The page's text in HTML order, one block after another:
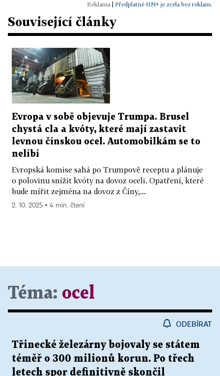
Předplatné HN+ je zcela bez reklam.
Související články
Evropa v sobě objevuje Trumpa. Brusel
chystá cla a kvóty, které mají zastavit
levnou čínskou ocel. Automobilkám se to
nelíbí
Evropská komise sahá po Trumpově receptu a plánuje
o polovinu snížit kvóty na dovoz oceli. Opatření, které
bude mířit zejména na dovoz z Číny,...
2. 10. 2025 ▪ 4 min. čtení
Téma: ocel
ODEBÍRAT
Třinecké železárny bojovaly se státem
téměř o 300 milionů korun. Po třech
letech spor definitivně skončil